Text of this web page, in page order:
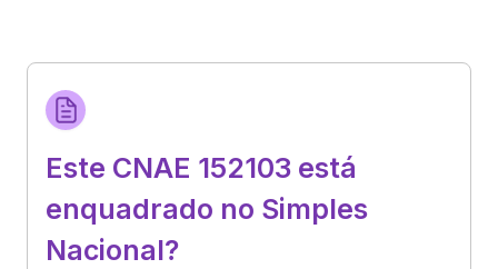
Este CNAE 152103 está
enquadrado no Simples
Nacional?